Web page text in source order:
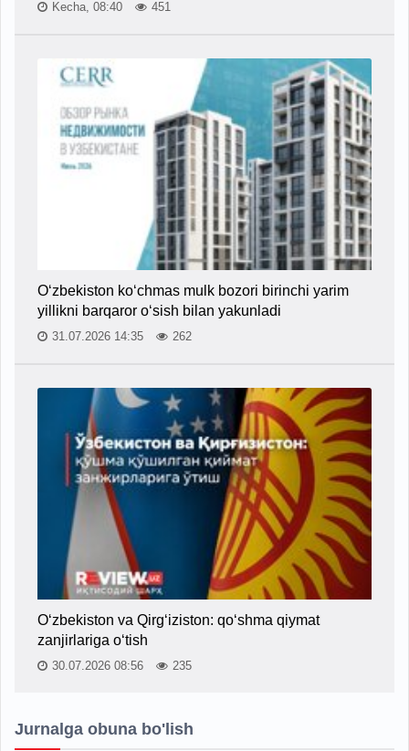
Kecha, 08:40 451
O‘zbekiston ko‘chmas mulk bozori birinchi yarim
yillikni barqaror o‘sish bilan yakunladi
31.07.2026 14:35 262
O‘zbekiston va Qirg‘iziston: qo‘shma qiymat
zanjirlariga o‘tish
30.07.2026 08:56 235
Jurnalga obuna bo'lish